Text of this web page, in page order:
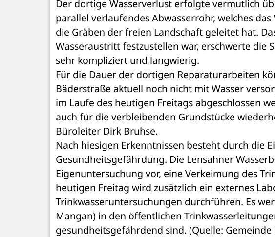
Der dortige Wasserverlust erfolgte vermutlich
parallel verlaufendes Abwasserrohr, welches
die Gräben der freien Landschaft geleitet hat.
Wasseraustritt festzustellen war, erschwerte die
sehr kompliziert und langwierig.
Für die Dauer der dortigen Reparaturarbeiten
Bäderstraße aktuell noch nicht mit Wasser
im Laufe des heutigen Freitags abgeschlossen
auch für die verbleibenden Grundstücke
Büroleiter Dirk Bruhse.
Nach hiesigen Erkenntnissen besteht durch die
Gesundheitsgefährdung. Die Lensahner
Eigenuntersuchung vor, eine Verkeimung des
heutigen Freitag wird zusätzlich ein externes
Trinkwasseruntersuchungen durchführen. Es
Mangan) in den öffentlichen
gesundheitsgefährdend sind. (Quelle: Gemeinde